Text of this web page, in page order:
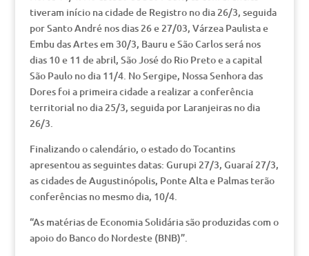
tiveram início na cidade de Registro no dia 26/3, seguida
por Santo André nos dias 26 e 27/03, Várzea Paulista e
Embu das Artes em 30/3, Bauru e São Carlos será nos
dias 10 e 11 de abril, São José do Rio Preto e a capital
São Paulo no dia 11/4. No Sergipe, Nossa Senhora das
Dores foi a primeira cidade a realizar a conferência
territorial no dia 25/3, seguida por Laranjeiras no dia
26/3.
Finalizando o calendário, o estado do Tocantins
apresentou as seguintes datas: Gurupi 27/3, Guaraí 27/3,
as cidades de Augustinópolis, Ponte Alta e Palmas terão
conferências no mesmo dia, 10/4.
“As matérias de Economia Solidária são produzidas com o
apoio do Banco do Nordeste (BNB)”.